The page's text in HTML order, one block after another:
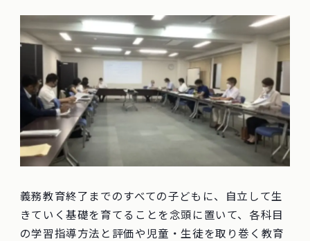
義務教育終了までのすべての子どもに、自立して生
きていく基礎を育てることを念頭に置いて、各科目
の学習指導方法と評価や児童・生徒を取り巻く教育